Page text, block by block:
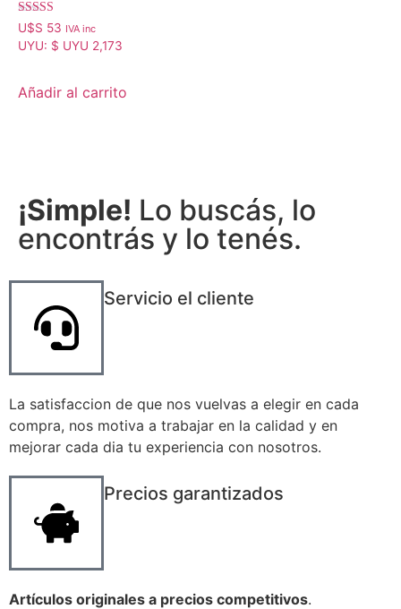
Valorado con
5.00
de 5
U$S 53 IVA inc
UYU: $ UYU 2,173
Añadir al carrito
¡Simple! Lo buscás, lo
encontrás y lo tenés.
Servicio el cliente
La satisfaccion de que nos vuelvas a elegir en cada
compra, nos motiva a trabajar en la calidad y en
mejorar cada dia tu experiencia con nosotros.
Precios garantizados
Artículos originales a precios competitivos.